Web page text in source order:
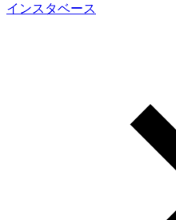
インスタベース